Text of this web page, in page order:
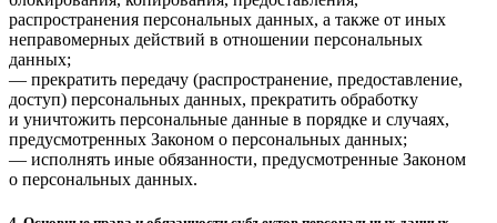
распространения персональных данных, а также от иных
неправомерных действий в отношении персональных
данных;
— прекратить передачу (распространение, предоставление,
доступ) персональных данных, прекратить обработку
и уничтожить персональные данные в порядке и случаях,
предусмотренных Законом о персональных данных;
— исполнять иные обязанности, предусмотренные Законом
о персональных данных.